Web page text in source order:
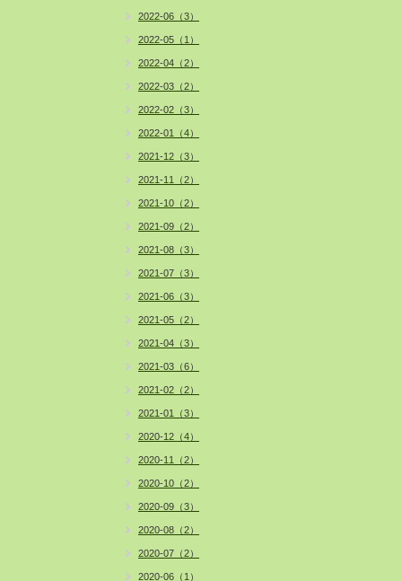
2022-06（3）
2022-05（1）
2022-04（2）
2022-03（2）
2022-02（3）
2022-01（4）
2021-12（3）
2021-11（2）
2021-10（2）
2021-09（2）
2021-08（3）
2021-07（3）
2021-06（3）
2021-05（2）
2021-04（3）
2021-03（6）
2021-02（2）
2021-01（3）
2020-12（4）
2020-11（2）
2020-10（2）
2020-09（3）
2020-08（2）
2020-07（2）
2020-06（1）